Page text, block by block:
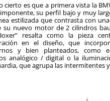
cierto es que a primera vista la
su perfil bajo y muy
estilizada que contrasta con
su nuevo motor de 2 cilindros
resalta como la pieza
en el diseño, que
y bien planteados, como
analógico / digital o la
que agrupa las intermitentes